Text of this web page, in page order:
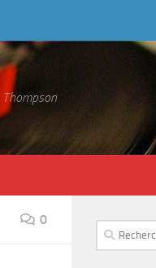
0
Rechercher